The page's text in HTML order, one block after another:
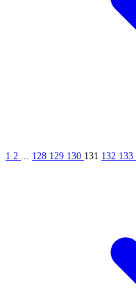
1 2 128 129 130 131 132 133